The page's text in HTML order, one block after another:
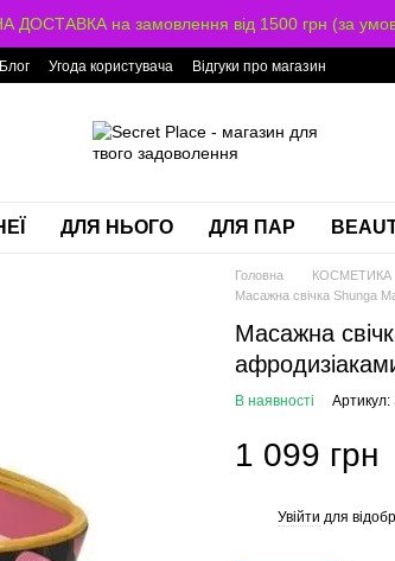
на замовлення від 1500 грн (за
Блог Угода користувача Відгуки про магазин
ДЛЯ НЬОГО ДЛЯ ПАР
Головна КОСМЕТИКА
Масажна свічка Shunga
Масажна
В наявності Артикул:
1 099 грн
Увійти для